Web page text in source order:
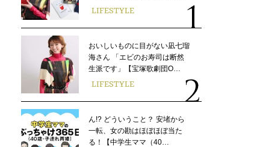
LIFESTYLE
おいしいものに目がない凪七瑠
海さん 「エビのお寿司は断然
生派です」【宝塚歌劇団O…
LIFESTYLE
ん!? どういうこと？ 安堵から
一転、女の勘はほぼほぼ当た
る！【中学生ママ（40…